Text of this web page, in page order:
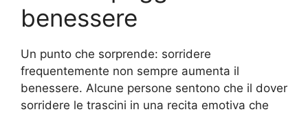
benessere
Un punto che sorprende: sorridere
frequentemente non sempre aumenta il
benessere. Alcune persone sentono che il dover
sorridere le trascini in una recita emotiva che